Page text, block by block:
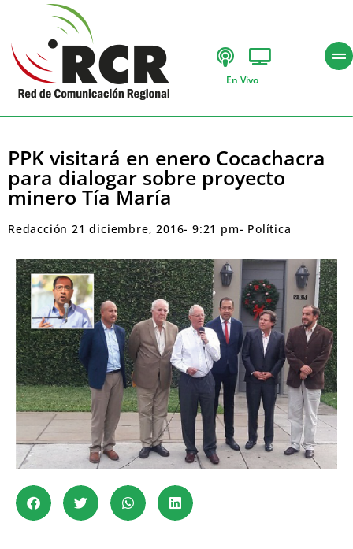
En Vivo
PPK visitará en enero Cocachacra
para dialogar sobre proyecto
minero Tía María
Redacción 21 diciembre, 2016- 9:21 pm- Política